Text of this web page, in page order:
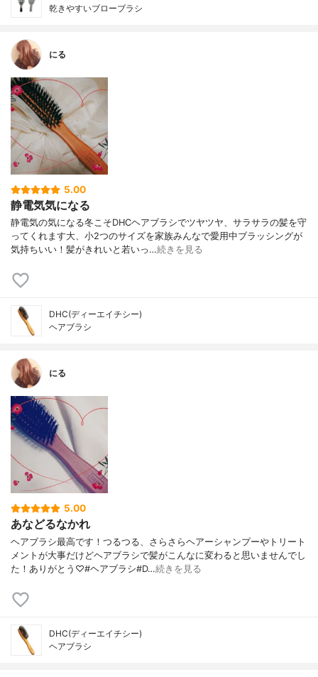
乾きやすいブローブラシ
にる
5.00
静電気気になる
静電気の気になる冬こそDHCヘアブラシでツヤツヤ、サラサラの髪を守
ってくれます大、小2つのサイズを家族みんなで愛用中ブラッシングが
気持ちいい！髪がきれいと若いっ…続きを見る
DHC(ディーエイチシー)
ヘアブラシ
にる
5.00
あなどるなかれ
ヘアブラシ最高です！つるつる、さらさらヘアーシャンプーやトリート
メントが大事だけどヘアブラシで髪がこんなに変わると思いませんでし
た！ありがとう♡#ヘアブラシ#D…続きを見る
DHC(ディーエイチシー)
ヘアブラシ